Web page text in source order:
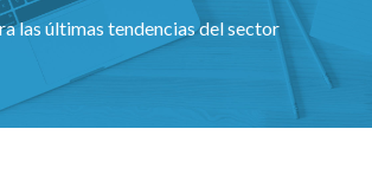
las últimas tendencias del sector